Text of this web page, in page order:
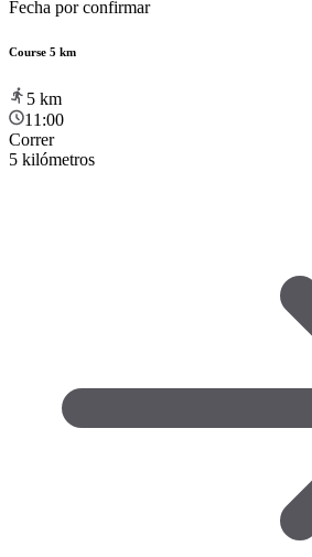
Fecha por confirmar
Course 5 km
5 km
11:00
Correr
5 kilómetros